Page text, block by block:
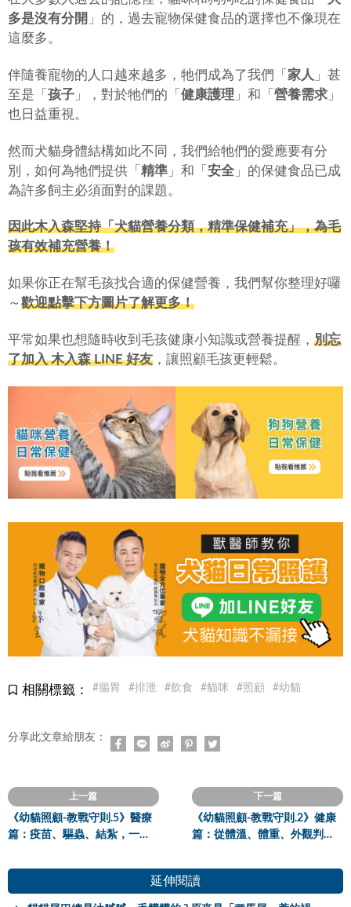
多是沒有分開 」的，過去寵物保健食品的選擇也不像現在
這麼多。
伴隨養寵物的人口越來越多，牠們成為了我們「 家人 」甚
至是「 孩子 」，對於牠們的「 健康護理 」和「 營養需求 」
也日益重視。
然而犬貓身體結構如此不同，我們給牠們的愛應要有分
別，如何為牠們提供「 精準 」和「 安全 」的保健食品已成
為許多飼主必須面對的課題。
因此木入森堅持「犬貓營養分類，精準保健補充」，為毛
孩有效補充營養！
如果你正在幫毛孩找合適的保健營養，我們幫你整理好囉
～歡迎點擊下方圖片了解更多！
平常如果也想隨時收到毛孩健康小知識或營養提醒， 別忘
了加入 木入森 LINE 好友 ，讓照顧毛孩更輕鬆。
相關標籤： #腸胃 #排泄 #飲食 #貓咪 #照顧 #幼貓
分享此文章給朋友：
上一篇
《幼貓照顧-教戰守則.5》醫療
篇：疫苗、驅蟲、結紮，一次
下一篇
《幼貓照顧-教戰守則.2》健康
篇：從體溫、體重、外觀判斷
延伸閱讀